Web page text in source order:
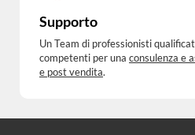
Supporto
Un Team di professionisti
competenti per una consulenza e
e post vendita.